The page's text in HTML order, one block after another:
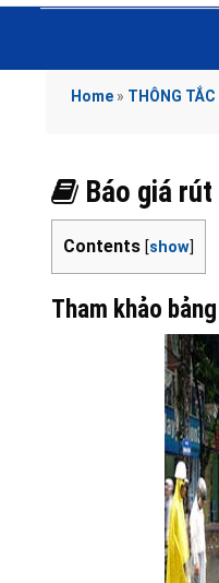
Home » THÔNG TẮC
Báo giá
Contents [show]
Tham khảo